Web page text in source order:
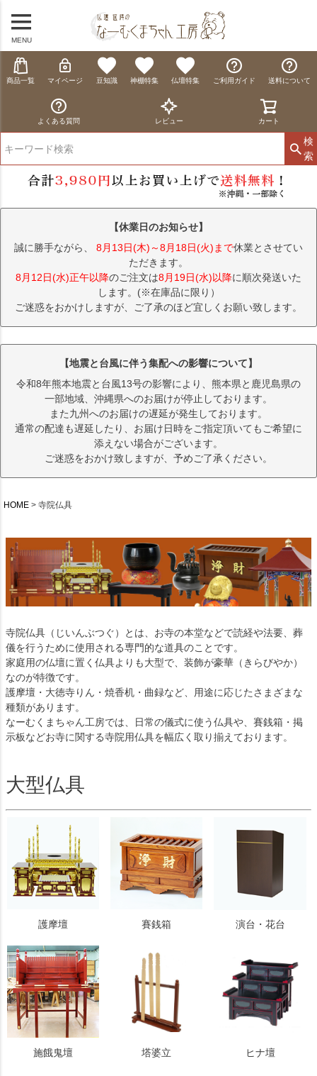
MENU
商品一覧 マイページ 豆知識 神棚特集 仏壇特集 ご利用ガイド 送料について
よくある質問 レビュー カート
検
索
【休業日のお知らせ】
誠に勝手ながら、 8月13日(木)～8月18日(火)まで休業とさせてい
ただきます。
8月12日(水)正午以降のご注文は8月19日(水)以降に順次発送いた
します。(※在庫品に限り）
ご迷惑をおかけしますが、ご了承のほど宜しくお願い致します。
【地震と台風に伴う集配への影響について】
令和8年熊本地震と台風13号の影響により、熊本県と鹿児島県の
一部地域、沖縄県へのお届けが停止しております。
また九州へのお届けの遅延が発生しております。
通常の配達も遅延したり、お届け日時をご指定頂いてもご希望に
添えない場合がございます。
ご迷惑をおかけ致しますが、予めご了承ください。
HOME 寺院仏具
寺院仏具（じいんぶつぐ）とは、お寺の本堂などで読経や法要、葬
儀を行うために使用される専門的な道具のことです。
家庭用の仏壇に置く仏具よりも大型で、装飾が豪華（きらびやか）
なのが特徴です。
護摩壇・大徳寺りん・焼香机・曲録など、用途に応じたさまざまな
種類があります。
なーむくまちゃん工房では、日常の儀式に使う仏具や、賽銭箱・掲
示板などお寺に関する寺院用仏具を幅広く取り揃えております。
大型仏具
護摩壇 賽銭箱 演台・花台
施餓鬼壇 塔婆立 ヒナ壇